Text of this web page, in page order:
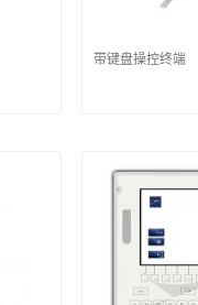
带键盘操控终端